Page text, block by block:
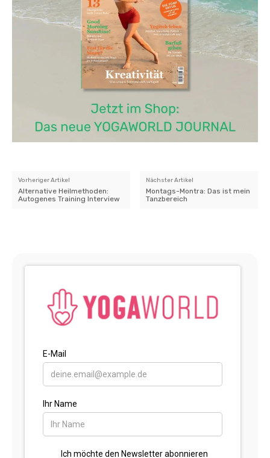
Vorheriger Artikel
Alternative Heilmethoden:
Autogenes Training Interview
Nächster Artikel
Montags-Montra: Das ist mein
Tanzbereich